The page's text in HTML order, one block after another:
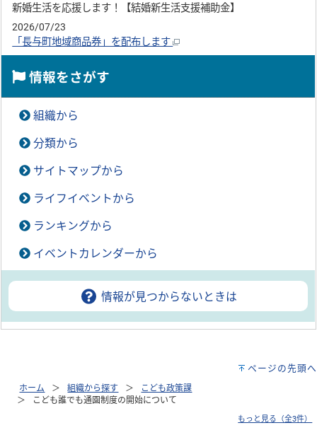
新婚生活を応援します！【結婚新生活支援補助金】
2026/07/23
「長与町地域商品券」を配布します
情報をさがす
組織から
分類から
サイトマップから
ライフイベントから
ランキングから
イベントカレンダーから
情報が見つからないときは
ページの先頭へ
ホーム 組織から探す
こども政策課
こども誰でも通園制度の開始について
もっと見る（全3件）